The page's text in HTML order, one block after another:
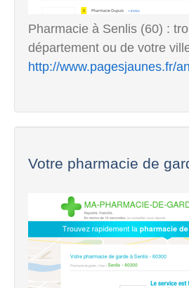
Pharmacie à Senlis (60) :
département ou de votre
http://www.pagesjaunes.fr/
Votre pharmacie de